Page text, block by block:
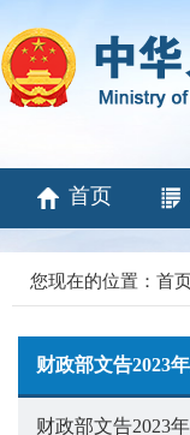
首页
您现在的位置： 首
财政部文告2023
财政部文告2023